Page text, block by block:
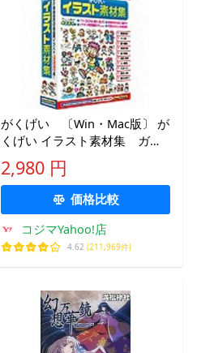
がくげい 〔Win・Mac版〕 が
くげい イラスト素材集 ガク
ゲイイラストソザイシユウ(WI
2,980 円
価格比較
コジマYahoo!店
4.62 (211,969件)